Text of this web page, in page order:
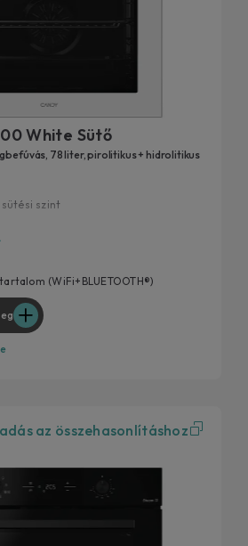
White Sütő
78 liter, pirolitikus + hidrolitikus
szint
kijelző
(WiFi+BLUETOOTH®)
az összehasonlításhoz